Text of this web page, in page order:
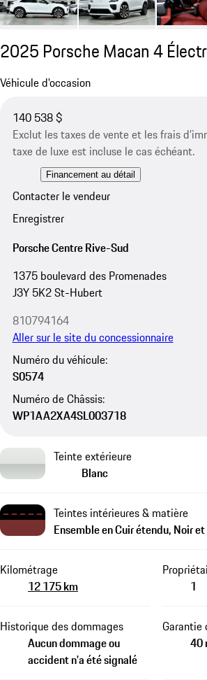
2025 Porsche Macan 4
Véhicule d'occasion
140 538 $
Exclut les taxes de vente et les frais
taxe de luxe est incluse le cas échéant.
Financement au détail
Contacter le vendeur
Enregistrer
Porsche Centre Rive-Sud
1375 boulevard des Promenades
J3Y 5K2 St-Hubert
810794164
Aller sur le site du concessionnaire
Numéro du véhicule:
S0574
Numéro de Châssis:
WP1AA2XA4SL003718
Teinte extérieure
Blanc
Teintes intérieures & matière
Ensemble en Cuir étendu, Noir
Kilométrage
12 175 km
1
Historique des dommages
Aucun dommage ou
accident n'a été signalé
Garantie
40